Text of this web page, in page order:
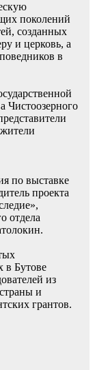
поколений
созданных
и церковь, а
в
Чистоозерного
по выставке
проекта
отдела
в Бутове
из
и
грантов.